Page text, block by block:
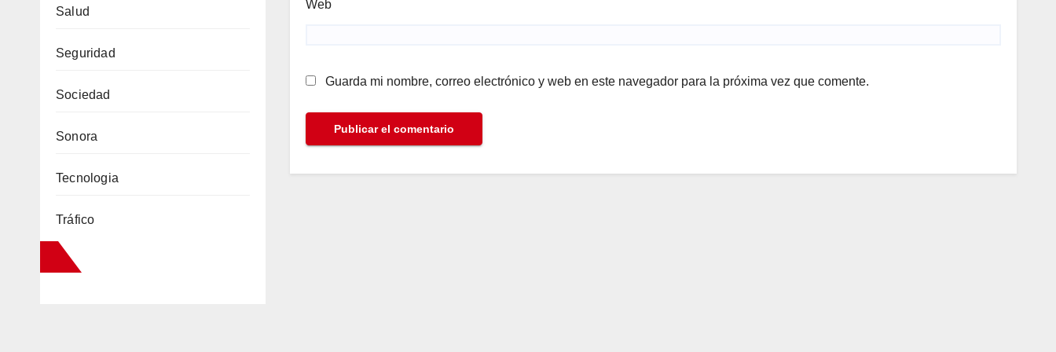
Salud
Seguridad
Sociedad
Sonora
Tecnologia
Tráfico
Web
Guarda mi nombre, correo electrónico y web en este navegador para la próxima vez que comente.